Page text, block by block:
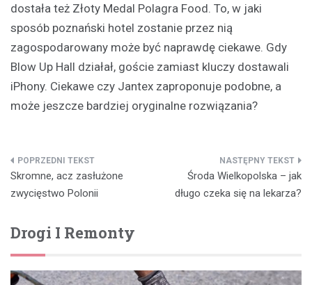
dostała też Złoty Medal Polagra Food. To, w jaki
sposób poznański hotel zostanie przez nią
zagospodarowany może być naprawdę ciekawe. Gdy
Blow Up Hall działał, goście zamiast kluczy dostawali
iPhony. Ciekawe czy Jantex zaproponuje podobne, a
może jeszcze bardziej oryginalne rozwiązania?
Nawigacja
wpisu
Skromne, acz zasłużone
zwycięstwo Polonii
Środa Wielkopolska – jak
długo czeka się na lekarza?
Drogi I Remonty